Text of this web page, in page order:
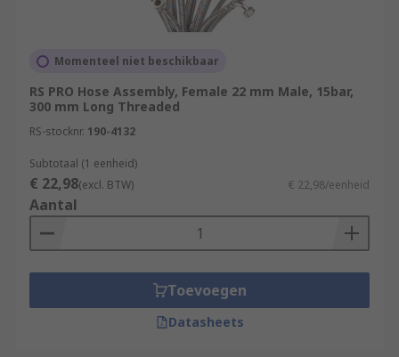
Momenteel niet beschikbaar
RS PRO Hose Assembly, Female 22 mm Male, 15bar,
300 mm Long Threaded
RS-stocknr. 190-4132
Subtotaal (1 eenheid)
€ 22,98(excl. BTW) € 22,98/eenheid
Aantal
Toevoegen
Datasheets